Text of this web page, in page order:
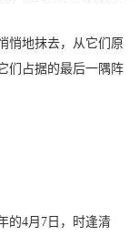
悄地抹去，从它们原
们占据的最后一隅阵
的4月7日，时逢清